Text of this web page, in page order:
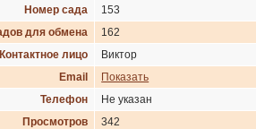
Номер сада
153
для обмена
162
Контактное лицо
Виктор
Email
Показать
Телефон
Не указан
Просмотров
342